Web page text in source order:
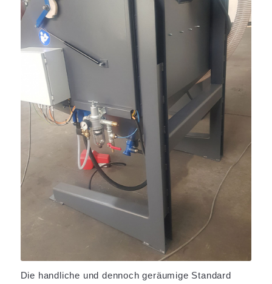
Die handliche und dennoch geräumige Standard